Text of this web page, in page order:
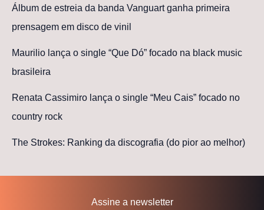
Álbum de estreia da banda Vanguart ganha primeira
prensagem em disco de vinil
Maurilio lança o single “Que Dó” focado na black music
brasileira
Renata Cassimiro lança o single “Meu Cais” focado no
country rock
The Strokes: Ranking da discografia (do pior ao melhor)
Assine a newsletter